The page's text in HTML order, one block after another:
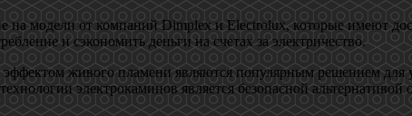
на модели от компаний Dimplex и Electrolux, которые имеют
и сэкономить деньги на счетах за электричество.
живого пламени являются популярным решением для
электрокаминов является безопасной